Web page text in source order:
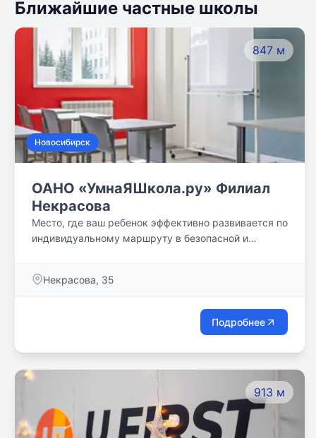
Ближайшие частные школы
847 м
Новосибирск
ОАНО «УмнаЯШкола.ру» Филиал
Некрасова
Место, где ваш ребенок эффективно развивается по
индивидуальному маршруту в безопасной и
Некрасова, 35
Подробнее
913 м